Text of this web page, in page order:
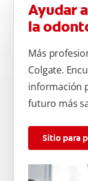
Ayudar
la
Más
Colgate.
información
futuro más
Sitio para